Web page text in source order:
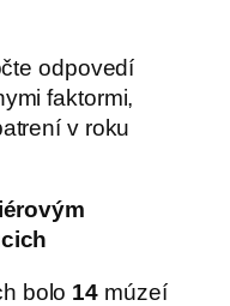
odpovedí
faktormi,
v roku
bolo 14 múzeí